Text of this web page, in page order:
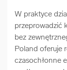
W praktyce
przeprowadzić
bez
Poland oferuje
czasochłonne